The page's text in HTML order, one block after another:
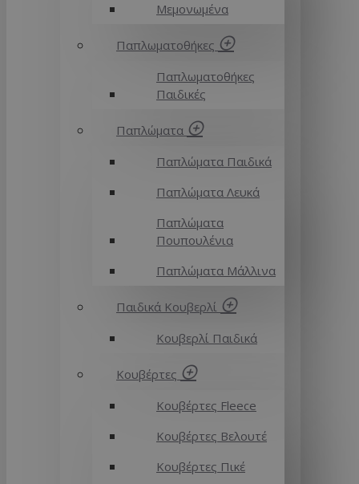
Μεμονωμένα
Παπλωματοθήκες
Παπλωματοθήκες
Παιδικές
Παπλώματα
Παπλώματα Παιδικά
Παπλώματα Λευκά
Παπλώματα
Πουπουλένια
Παπλώματα Μάλλινα
Παιδικά Κουβερλί
Κουβερλί Παιδικά
Κουβέρτες
Κουβέρτες Fleece
Κουβέρτες Βελουτέ
Κουβέρτες Πικέ